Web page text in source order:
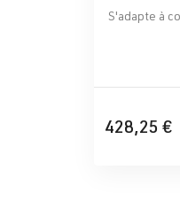
S'adapte à
428,25 €